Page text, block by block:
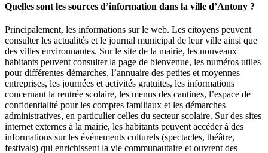
Quelles sont les sources d’information dans la ville d’Antony ?
Principalement, les informations sur le web. Les citoyens peuvent
consulter les actualités et le journal municipal de leur ville ainsi que
des villes environnantes. Sur le site de la mairie, les nouveaux
habitants peuvent consulter la page de bienvenue, les numéros utiles
pour différentes démarches, l’annuaire des petites et moyennes
entreprises, les journées et activités gratuites, les informations
concernant la rentrée scolaire, les menus des cantines, l’espace de
confidentialité pour les comptes familiaux et les démarches
administratives, en particulier celles du secteur scolaire. Sur des sites
internet externes à la mairie, les habitants peuvent accéder à des
informations sur les événements culturels (spectacles, théâtre,
festivals) qui enrichissent la vie communautaire et ouvrent des